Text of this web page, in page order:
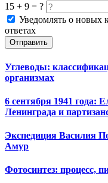
15 + 9 = ?
Уведомлять о новых
ответах
Отправить
Углеводы:
организмах
6 сентября 1941 года:
Ленинграда и
Экспедиция Василия
Амур
Фотосинтез: процесс,